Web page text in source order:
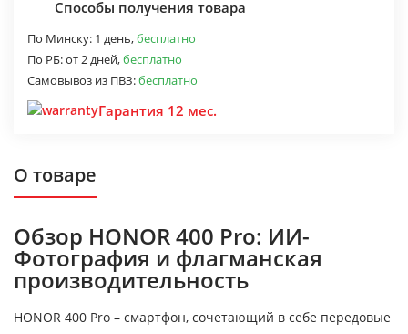
Способы получения товара
По Минску: 1 день,бесплатно
По РБ:от 2 дней,бесплатно
Самовывоз из ПВЗ:бесплатно
Гарантия 12 мес.
О товаре
Обзор HONOR 400 Pro: ИИ-
Фотография и флагманская
производительность
HONOR 400 Pro – смартфон, сочетающий в себе передовые